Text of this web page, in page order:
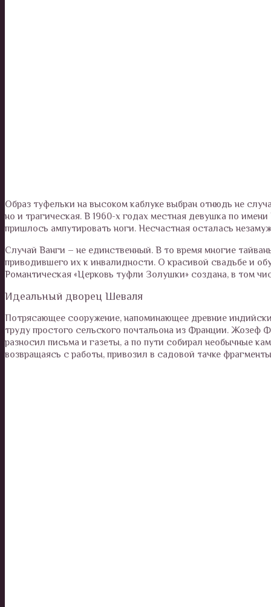
Образ туфельки на высоком каблуке выбран отнюдь не
но и трагическая. В 1960-х годах местная девушка по
пришлось ампутировать ноги. Несчастная осталась
Случай Ванги – не единственный. В то время многие
приводившего их к инвалидности. О красивой свадьбе и
Романтическая «Церковь туфли Золушки» создана, в том
Идеальный дворец Шеваля
Потрясающее сооружение, напоминающее древние
труду простого сельского почтальона из Франции.
разносил письма и газеты, а по пути собирал необычные
возвращаясь с работы, привозил в садовой тачке